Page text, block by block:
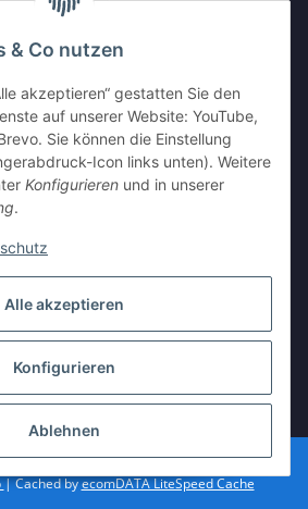
Alle akzeptieren
Konfigurieren
Ablehnen
& Co nutzen
akzeptieren“ gestatten Sie den
auf unserer Website: YouTube,
Sie können die Einstellung
Icon links unten). Weitere
Konfigurieren und in unserer
.
widerrufen
USt., zzgl.Versand
3583530
| Cached byecomDATA LiteSpeed Cache